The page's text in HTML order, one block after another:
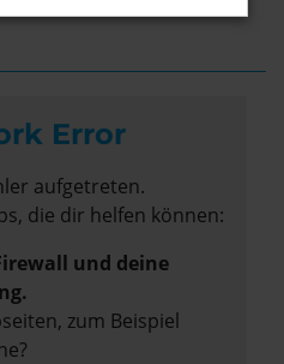
Weyhe
Error
aufgetreten.
die dir helfen können:
und deine
zum Beispiel